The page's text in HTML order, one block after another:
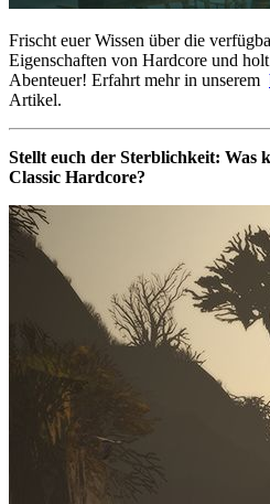
Frischt euer Wissen über die
Eigenschaften von Hardcore und
Abenteuer! Erfahrt mehr in unserem
Artikel.
Stellt euch der Sterblichkeit: Was
Classic Hardcore?